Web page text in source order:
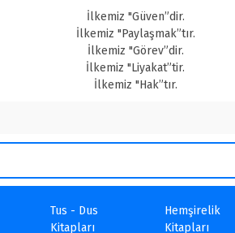
İlkemiz "Güven”dir.
İlkemiz "Paylaşmak”tır.
İlkemiz "Görev”dir.
İlkemiz "Liyakat”tir.
İlkemiz "Hak”tır.
Tus - Dus
Kitapları
Hemşirelik
Kitapları